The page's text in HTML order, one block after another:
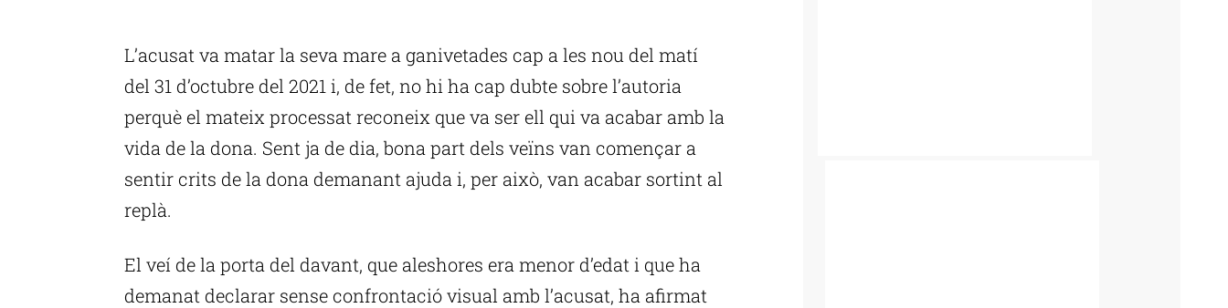
L’acusat va matar la seva mare a ganivetades cap a les nou del matí
del 31 d’octubre del 2021 i, de fet, no hi ha cap dubte sobre l’autoria
perquè el mateix processat reconeix que va ser ell qui va acabar amb la
vida de la dona. Sent ja de dia, bona part dels veïns van començar a
sentir crits de la dona demanant ajuda i, per això, van acabar sortint al
replà.
El veí de la porta del davant, que aleshores era menor d’edat i que ha
demanat declarar sense confrontació visual amb l’acusat, ha afirmat